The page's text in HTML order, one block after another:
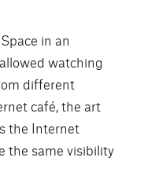
in an
watching
different
café, the art
the Internet
the same visibility